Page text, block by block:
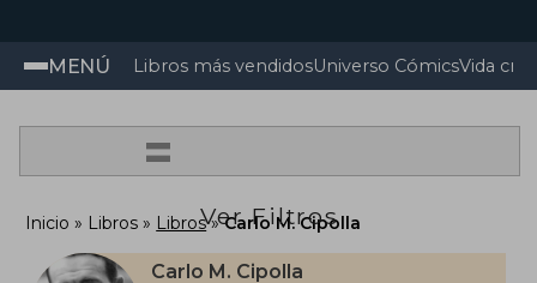
MENÚ Libros más vendidosUniverso CómicsVida
=
Ver Filtros
Inicio Libros Libros Carlo M. Cipolla
Carlo M. Cipolla